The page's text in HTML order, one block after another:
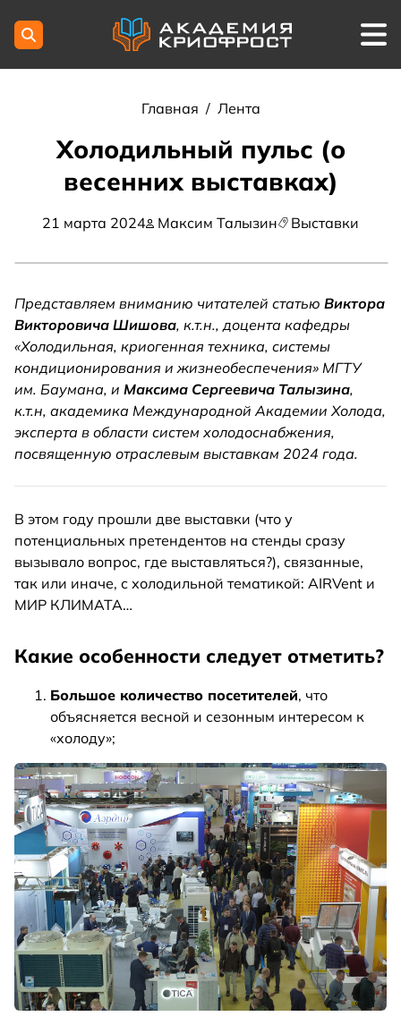
Главная / Лента
Холодильный пульс (о
весенних выставках)
21 марта 2024 Максим Талызин Выставки
Представляем вниманию читателей статью Виктора
Викторовича Шишова, к.т.н., доцента кафедры
«Холодильная, криогенная техника, системы
кондиционирования и жизнеобеспечения» МГТУ
им. Баумана, и Максима Сергеевича Талызина,
к.т.н, академика Международной Академии Холода,
эксперта в области систем холодоснабжения,
посвященную отраслевым выставкам 2024 года.
В этом году прошли две выставки (что у
потенциальных претендентов на стенды сразу
вызывало вопрос, где выставляться?), связанные,
так или иначе, с холодильной тематикой: AIRVent и
МИР КЛИМАТА…
Какие особенности следует отметить?
Большое количество посетителей, что
объясняется весной и сезонным интересом к
«холоду»;